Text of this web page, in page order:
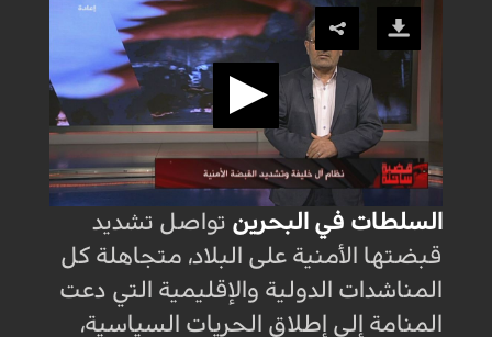
السلطات في البحرين تواصل تشديد
قبضتها الأمنية على البلاد، متجاهلة كل
المناشدات الدولية والإقليمية التي دعت
المنامة إلى إطلاق الحريات السياسية،